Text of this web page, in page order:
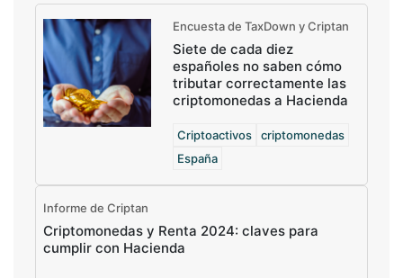
Encuesta de TaxDown y Criptan
Siete de cada diez
españoles no saben cómo
tributar correctamente las
criptomonedas a Hacienda
Criptoactivos
criptomonedas
España
Informe de Criptan
Criptomonedas y Renta 2024: claves para
cumplir con Hacienda